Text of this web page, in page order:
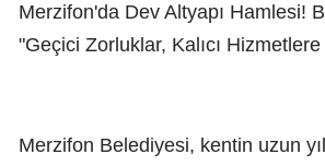
Merzifon'da Dev Altyapı Hamlesi!
"Geçici Zorluklar, Kalıcı
Merzifon Belediyesi, kentin uzun